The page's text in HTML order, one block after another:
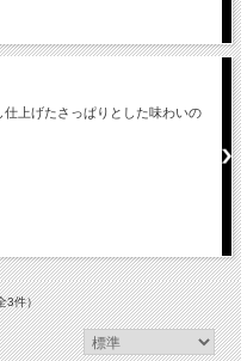
上げたさっぱりとした味わいの
3件）